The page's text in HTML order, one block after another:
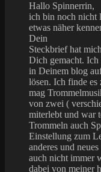
Hallo Spinnerrin,
ich bin noch nicht
etwas näher
Dein
Steckbrief hat
Dich gemacht.
in Deinem blog
lösen. Ich finde
mag
von zwei (
miterlebt und war
Trommeln auch
Einstellung zum
anderes und
auch nicht immer
dabei von meiner